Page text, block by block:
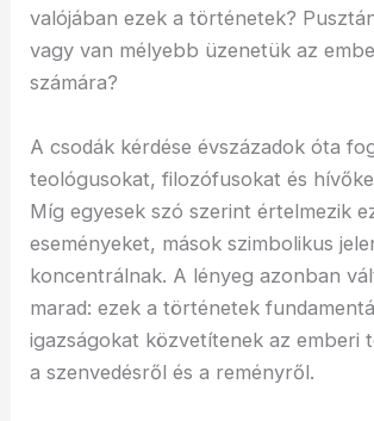
valójában ezek a történetek?
vagy van mélyebb üzenetük az
számára?
A csodák kérdése évszázadok óta
teológusokat, filozófusokat és
Míg egyesek szó szerint értelmezik
eseményeket, mások szimbolikus
koncentrálnak. A lényeg azonban
marad: ezek a történetek
igazságokat közvetítenek az emberi
a szenvedésről és a reményről.